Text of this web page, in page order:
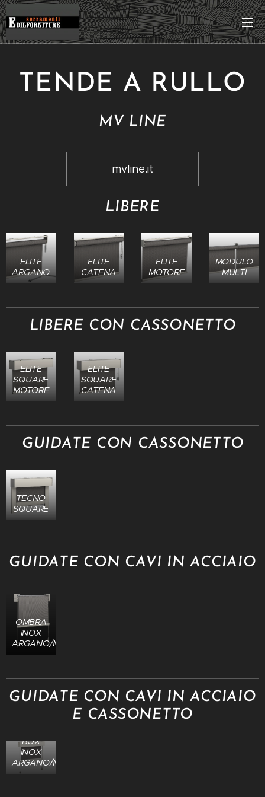
TENDE A RULLO
MV LINE
mvline.it
LIBERE
ELITE
ARGANO
ELITE
CATENA
ELITE
MOTORE
MODULO
MULTI
LIBERE CON CASSONETTO
ELITE
SQUARE
MOTORE
ELITE
SQUARE
CATENA
GUIDATE CON CASSONETTO
TECNO
SQUARE
GUIDATE CON CAVI IN ACCIAIO
OMBRA
INOX
ARGANO/MOTORE
GUIDATE CON CAVI IN ACCIAIO
E CASSONETTO
BOX
INOX
ARGANO/MOTORE